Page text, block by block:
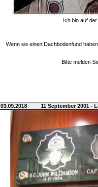
Ich bin auf
Wenn sie einen Dachbodenfund
Bitte melden
03.09.2018 11 September 2001 -